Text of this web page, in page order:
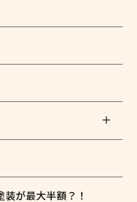
が最大半額？！